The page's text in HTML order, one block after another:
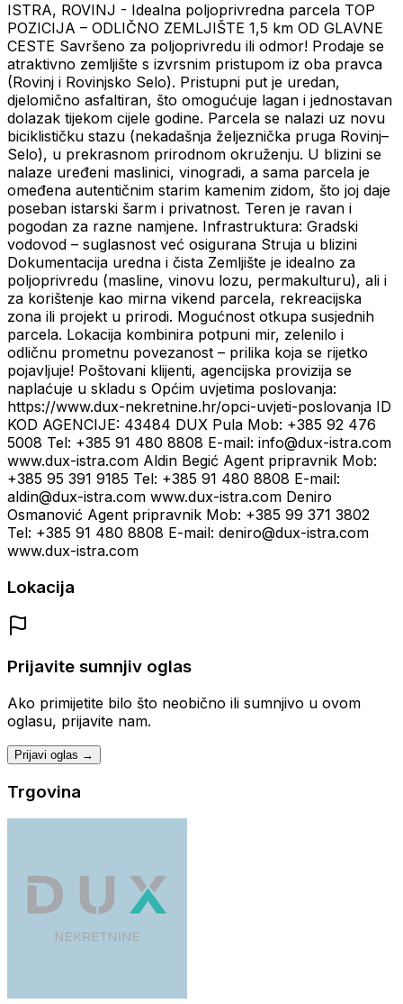
ISTRA, ROVINJ - Idealna poljoprivredna parcela TOP
POZICIJA – ODLIČNO ZEMLJIŠTE 1,5 km OD GLAVNE
CESTE Savršeno za poljoprivredu ili odmor! Prodaje se
atraktivno zemljište s izvrsnim pristupom iz oba pravca
(Rovinj i Rovinjsko Selo). Pristupni put je uredan,
djelomično asfaltiran, što omogućuje lagan i jednostavan
dolazak tijekom cijele godine. Parcela se nalazi uz novu
biciklističku stazu (nekadašnja željeznička pruga Rovinj–
Selo), u prekrasnom prirodnom okruženju. U blizini se
nalaze uređeni maslinici, vinogradi, a sama parcela je
omeđena autentičnim starim kamenim zidom, što joj daje
poseban istarski šarm i privatnost. Teren je ravan i
pogodan za razne namjene. Infrastruktura: Gradski
vodovod – suglasnost već osigurana Struja u blizini
Dokumentacija uredna i čista Zemljište je idealno za
poljoprivredu (masline, vinovu lozu, permakulturu), ali i
za korištenje kao mirna vikend parcela, rekreacijska
zona ili projekt u prirodi. Mogućnost otkupa susjednih
parcela. Lokacija kombinira potpuni mir, zelenilo i
odličnu prometnu povezanost – prilika koja se rijetko
pojavljuje! Poštovani klijenti, agencijska provizija se
naplaćuje u skladu s Općim uvjetima poslovanja:
https://www.dux-nekretnine.hr/opci-uvjeti-poslovanja ID
KOD AGENCIJE: 43484 DUX Pula Mob: +385 92 476
5008 Tel: +385 91 480 8808 E-mail: info@dux-istra.com
www.dux-istra.com Aldin Begić Agent pripravnik Mob:
+385 95 391 9185 Tel: +385 91 480 8808 E-mail:
aldin@dux-istra.com www.dux-istra.com Deniro
Osmanović Agent pripravnik Mob: +385 99 371 3802
Tel: +385 91 480 8808 E-mail: deniro@dux-istra.com
www.dux-istra.com
Lokacija
Prijavite sumnjiv oglas
Ako primijetite bilo što neobično ili sumnjivo u ovom
oglasu, prijavite nam.
Prijavi oglas →
Trgovina